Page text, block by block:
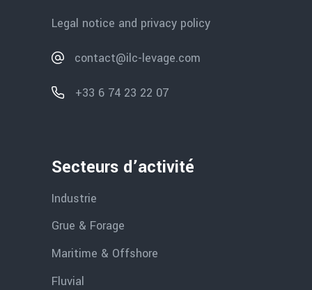
Legal notice and privacy policy
contact@ilc-levage.com
+33 6 74 23 22 07
Secteurs d’activité
Industrie
Grue & Forage
Maritime & Offshore
Fluvial